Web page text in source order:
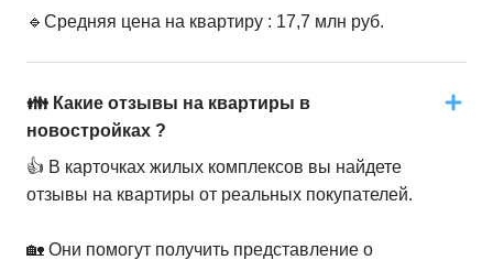
🔹Средняя цена на квартиру : 17,7 млн руб.
👪 Какие отзывы на квартиры в
новостройках ?
👍 В карточках жилых комплексов вы найдете
отзывы на квартиры от реальных покупателей.
🏡 Они помогут получить представление о